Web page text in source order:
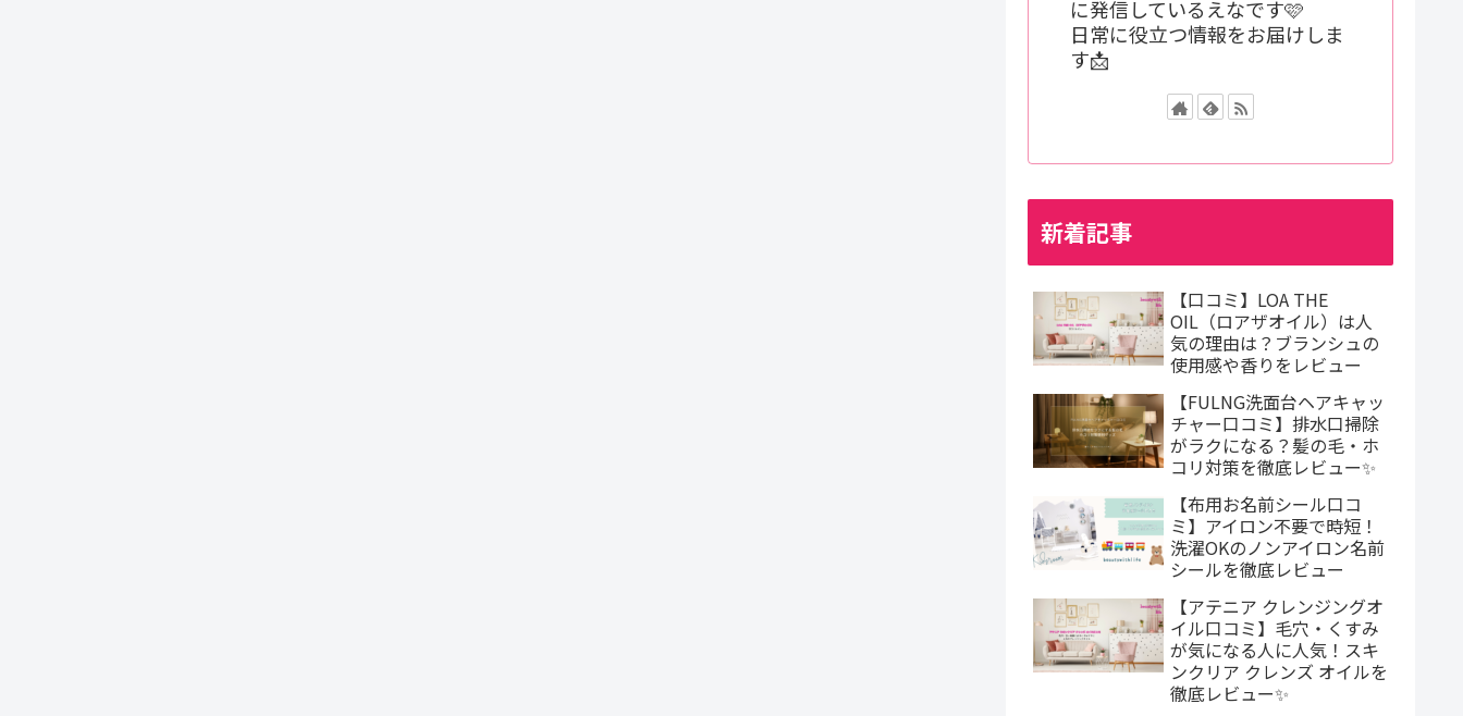
に発信しているえなです🩷
日常に役立つ情報をお届けしま
す📩
新着記事
【口コミ】LOA THE
OIL（ロアザオイル）は人
気の理由は？ブランシュの
使用感や香りをレビュー
【FULNG洗面台ヘアキャッ
チャー口コミ】排水口掃除
がラクになる？髪の毛・ホ
コリ対策を徹底レビュー✨
【布用お名前シール口コ
ミ】アイロン不要で時短！
洗濯OKのノンアイロン名前
シールを徹底レビュー
【アテニア クレンジングオ
イル口コミ】毛穴・くすみ
が気になる人に人気！スキ
ンクリア クレンズ オイルを
徹底レビュー✨